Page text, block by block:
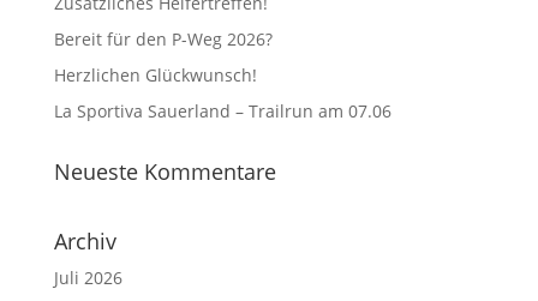
Bereit für den P-Weg 2026?
Herzlichen Glückwunsch!
La Sportiva Sauerland – Trailrun am 07.06
Neueste Kommentare
Archiv
Juli 2026